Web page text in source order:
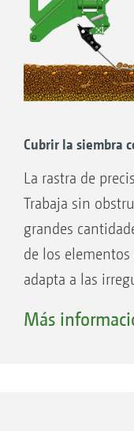
Cubrir la siembra
La rastra de
Trabaja sin
grandes
de los
adapta a las
sea uniforme,
Más